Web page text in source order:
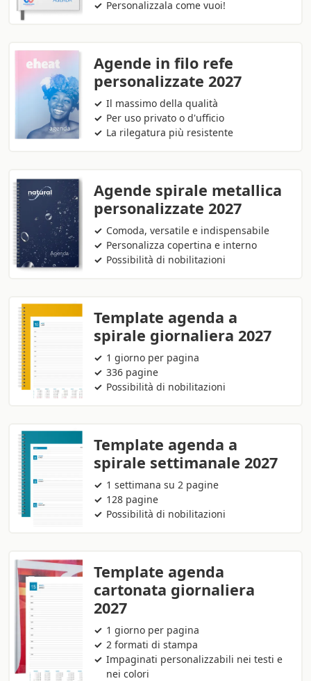
Personalizzala come vuoi!
Agende in filo refe
personalizzate 2027
Il massimo della qualità
Per uso privato o d'ufficio
La rilegatura più resistente
Agende spirale metallica
personalizzate 2027
Comoda, versatile e indispensabile
Personalizza copertina e interno
Possibilità di nobilitazioni
Template agenda a
spirale giornaliera 2027
1 giorno per pagina
336 pagine
Possibilità di nobilitazioni
Template agenda a
spirale settimanale 2027
1 settimana su 2 pagine
128 pagine
Possibilità di nobilitazioni
Template agenda
cartonata giornaliera
2027
1 giorno per pagina
2 formati di stampa
Impaginati personalizzabili nei testi e
nei colori